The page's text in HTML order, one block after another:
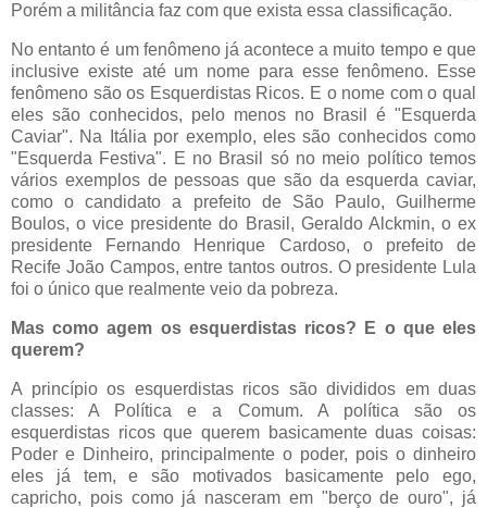
Porém a militância faz com que exista essa classificação.
No entanto é um fenômeno já acontece a muito tempo e que
inclusive existe até um nome para esse fenômeno. Esse
fenômeno são os Esquerdistas Ricos. E o nome com o qual
eles são conhecidos, pelo menos no Brasil é "Esquerda
Caviar". Na Itália por exemplo, eles são conhecidos como
"Esquerda Festiva". E no Brasil só no meio político temos
vários exemplos de pessoas que são da esquerda caviar,
como o candidato a prefeito de São Paulo, Guilherme
Boulos, o vice presidente do Brasil, Geraldo Alckmin, o ex
presidente Fernando Henrique Cardoso, o prefeito de
Recife João Campos, entre tantos outros. O presidente Lula
foi o único que realmente veio da pobreza.
Mas como agem os esquerdistas ricos? E o que eles
querem?
A princípio os esquerdistas ricos são divididos em duas
classes: A Política e a Comum. A política são os
esquerdistas ricos que querem basicamente duas coisas:
Poder e Dinheiro, principalmente o poder, pois o dinheiro
eles já tem, e são motivados basicamente pelo ego,
capricho, pois como já nasceram em "berço de ouro", já